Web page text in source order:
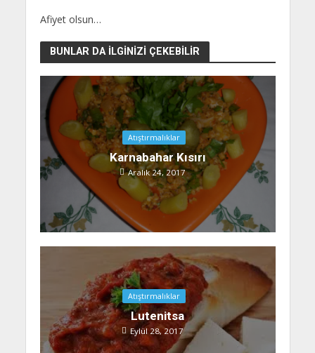
Afiyet olsun…
BUNLAR DA İLGINIZI ÇEKEBILIR
Atıştırmalıklar
Karnabahar Kısırı
Aralık 24, 2017
Atıştırmalıklar
Lutenitsa
Eylül 28, 2017